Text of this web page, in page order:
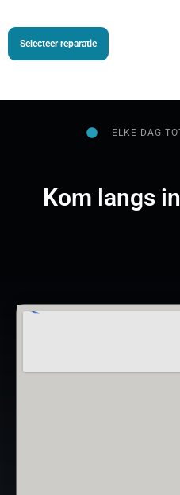
Selecteer reparatie
ELKE DAG
Kom langs